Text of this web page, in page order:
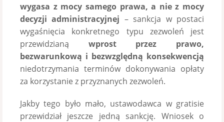
wygasa z mocy samego prawa, a nie z mocy
decyzji administracyjnej – sankcja w postaci
wygaśnięcia konkretnego typu zezwoleń jest
przewidzianą wprost przez prawo,
bezwarunkową i bezwzględną konsekwencją
niedotrzymania terminów dokonywania opłaty
za korzystanie z przyznanych zezwoleń.
Jakby tego było mało, ustawodawca w gratisie
przewidział jeszcze jedną sankcję. Wniosek o